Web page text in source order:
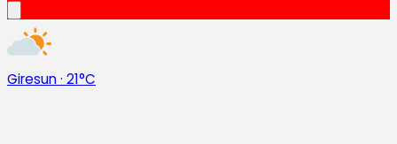
Giresun· 21°C